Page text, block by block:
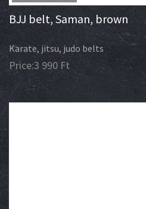
BJJ belt, Saman, brown
Karate, jitsu, judo belts
Price:3 990Ft